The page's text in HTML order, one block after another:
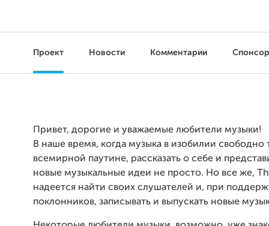
Проект Новости Комментарии
Привет, дорогие и уважаемые любители музыки!
В наше время, когда музыка в изобилии свободно
всемирной паутине, рассказать о себе и
новые музыкальные идеи не просто. Но все же,
надеется найти своих слушателей и, при
поклонников, записывать и выпускать новые